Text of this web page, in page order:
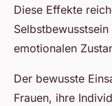
Diese Effekte
emotionalen
Der bewusste
Frauen, ihre